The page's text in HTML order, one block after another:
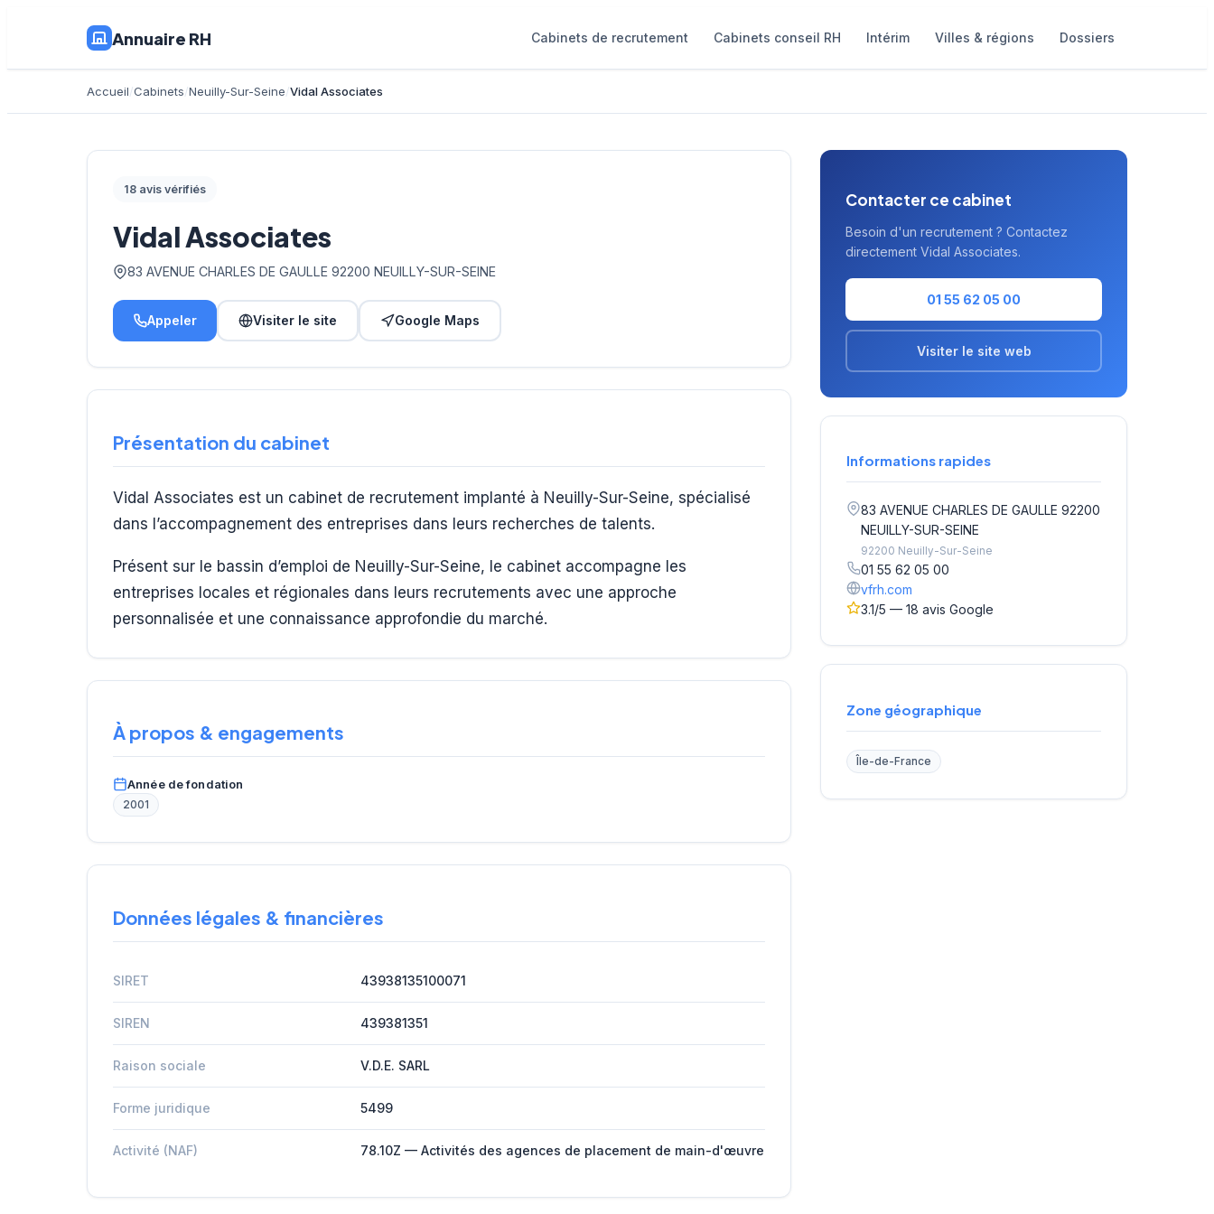
Annuaire RH Cabinets de recrutement Cabinets conseil RH Intérim Villes & régions Dossiers
Accueil Cabinets Neuilly-Sur-Seine Vidal Associates
18 avis vérifiés
Vidal Associates
83 AVENUE CHARLES DE GAULLE 92200 NEUILLY-SUR-SEINE
Appeler Visiter le site Google Maps
Présentation du cabinet
Vidal Associates est un cabinet de recrutement implanté à Neuilly-Sur-Seine, spécialisé
dans l’accompagnement des entreprises dans leurs recherches de talents.
Présent sur le bassin d’emploi de Neuilly-Sur-Seine, le cabinet accompagne les
entreprises locales et régionales dans leurs recrutements avec une approche
personnalisée et une connaissance approfondie du marché.
À propos & engagements
Année de fondation
2001
Données légales & financières
SIRET 43938135100071
SIREN 439381351
Raison sociale V.D.E. SARL
Forme juridique 5499
Activité (NAF) 78.10Z — Activités des agences de placement de main-d'œuvre
Contacter ce cabinet
Besoin d'un recrutement ? Contactez
directement Vidal Associates.
01 55 62 05 00
Visiter le site web
Informations rapides
83 AVENUE CHARLES DE GAULLE 92200
NEUILLY-SUR-SEINE
92200 Neuilly-Sur-Seine
01 55 62 05 00
vfrh.com
3.1/5 — 18 avis Google
Zone géographique
Île-de-France